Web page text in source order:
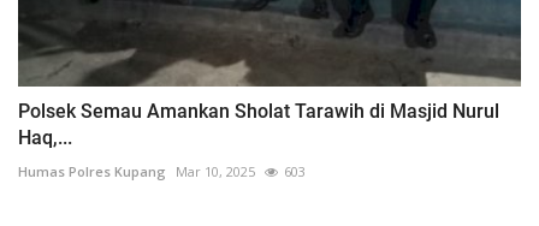
Polsek Semau Amankan Sholat Tarawih di Masjid Nurul
Haq,...
Humas Polres Kupang Mar 10, 2025 603